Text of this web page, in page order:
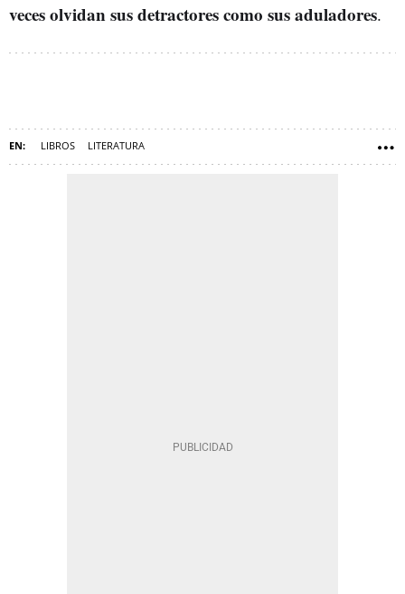
veces olvidan sus detractores como sus aduladores.
LIBROS LITERATURA